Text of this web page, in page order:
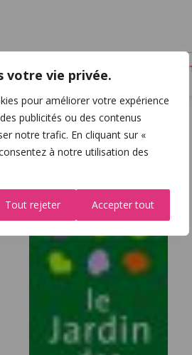
votre vie privée.
pour améliorer votre expérience
publicités ou des contenus
notre trafic. En cliquant sur «
à notre utilisation des
Tout rejeter Accepter tout